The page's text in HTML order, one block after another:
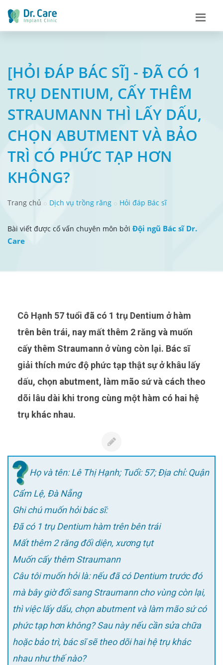
[HỎI ĐÁP BÁC SĨ] - ĐÃ CÓ 1
TRỤ DENTIUM, CẤY THÊM
STRAUMANN THÌ LẤY DẤU,
CHỌN ABUTMENT VÀ BẢO
TRÌ CÓ PHỨC TẠP HƠN
KHÔNG?
Trang chủ Dịch vụ trồng răng Hỏi đáp Bác sĩ
Bài viết được cố vấn chuyên môn bởi Đội ngũ Bác sĩ Dr.
Care
Cô Hạnh 57 tuổi đã có 1 trụ Dentium ở hàm
trên bên trái, nay mất thêm 2 răng và muốn
cấy thêm Straumann ở vùng còn lại. Bác sĩ
giải thích mức độ phức tạp thật sự ở khâu lấy
dấu, chọn abutment, làm mão sứ và cách theo
dõi lâu dài khi trong cùng một hàm có hai hệ
trụ khác nhau.
Họ và tên: Lê Thị Hạnh; Tuổi: 57; Địa chỉ: Quận
Cẩm Lệ, Đà Nẵng
Ghi chú muốn hỏi bác sĩ:
Đã có 1 trụ Dentium hàm trên bên trái
Mất thêm 2 răng đối diện, xương tụt
Muốn cấy thêm Straumann
Câu tôi muốn hỏi là: nếu đã có Dentium trước đó
mà bây giờ đổi sang Straumann cho vùng còn lại,
thì việc lấy dấu, chọn abutment và làm mão sứ có
phức tạp hơn không? Sau này nếu cần sửa chữa
hoặc bảo trì, bác sĩ sẽ theo dõi hai hệ trụ khác
nhau như thế nào?